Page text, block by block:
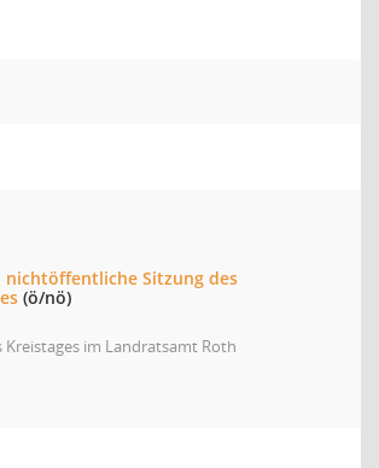
Sitzung des
(ö/nö)
Kreistages im Landratsamt Roth